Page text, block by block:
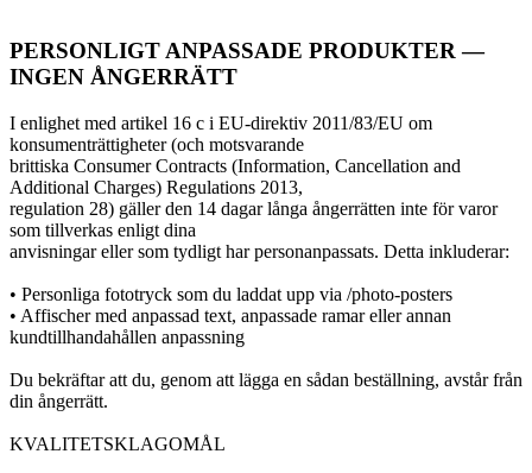
PERSONLIGT ANPASSADE PRODUKTER —
INGEN ÅNGERRÄTT
I enlighet med artikel 16 c i EU-direktiv 2011/83/EU om
konsumenträttigheter (och motsvarande
brittiska Consumer Contracts (Information, Cancellation and
Additional Charges) Regulations 2013,
regulation 28) gäller den 14 dagar långa ångerrätten inte för varor
som tillverkas enligt dina
anvisningar eller som tydligt har personanpassats. Detta inkluderar:
• Personliga fototryck som du laddat upp via /photo-posters
• Affischer med anpassad text, anpassade ramar eller annan
kundtillhandahållen anpassning
Du bekräftar att du, genom att lägga en sådan beställning, avstår från
din ångerrätt.
KVALITETSKLAGOMÅL